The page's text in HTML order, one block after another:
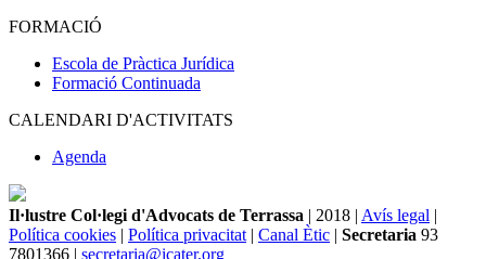
FORMACIÓ
Escola de Pràctica Jurídica
Formació Continuada
CALENDARI D'ACTIVITATS
Agenda
Il·lustre Col·legi d'Advocats de Terrassa | 2018 | Avís legal |
Política cookies | Política privacitat | Canal Ètic | Secretaria 93
7801366 | secretaria@icater.org